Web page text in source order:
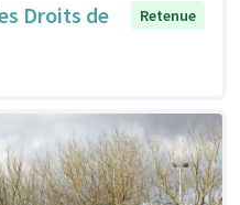
Droits de
Retenue